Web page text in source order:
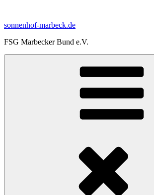
springen
sonnenhof-marbeck.de
FSG Marbecker Bund e.V.